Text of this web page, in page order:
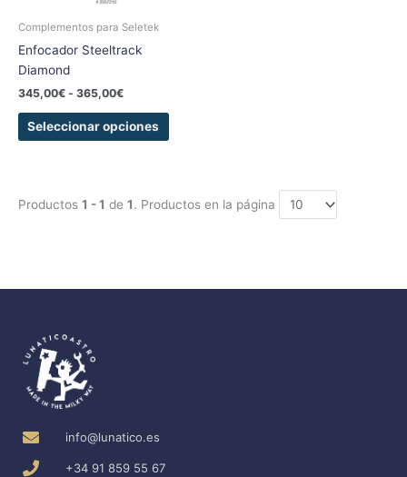
Complementos para Seletek
Enfocador Steeltrack
Diamond
345,00€ - 365,00€
Seleccionar opciones
de
producto
Productos 1 - 1 de 1. Productos en la página
info@lunatico.es
+34 91 859 55 67